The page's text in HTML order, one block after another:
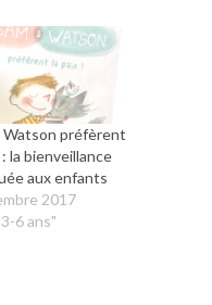
Watson préfèrent
: la bienveillance
aux enfants
2017
6 ans"